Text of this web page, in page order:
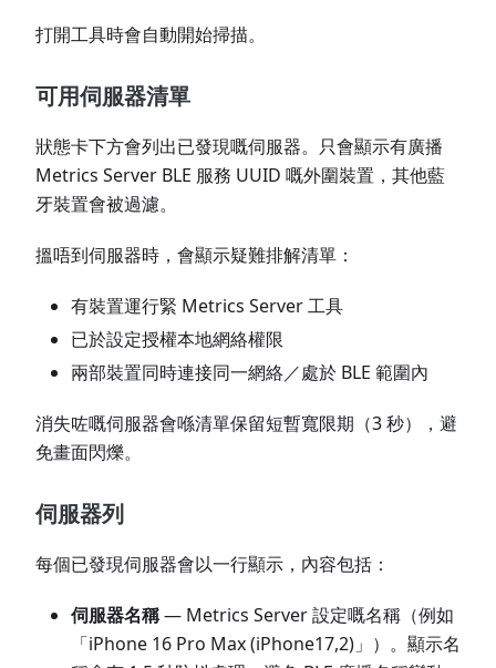
打開工具時會自動開始掃描。
可用伺服器清單
狀態卡下方會列出已發現嘅伺服器。只會顯示有廣播
Metrics Server BLE 服務 UUID 嘅外圍裝置，其他藍
牙裝置會被過濾。
搵唔到伺服器時，會顯示疑難排解清單：
有裝置運行緊 Metrics Server 工具
已於設定授權本地網絡權限
兩部裝置同時連接同一網絡／處於 BLE 範圍內
消失咗嘅伺服器會喺清單保留短暫寬限期（3 秒），避
免畫面閃爍。
伺服器列
每個已發現伺服器會以一行顯示，內容包括：
伺服器名稱— Metrics Server 設定嘅名稱（例如
「iPhone 16 Pro Max (iPhone17,2)」）。顯示名